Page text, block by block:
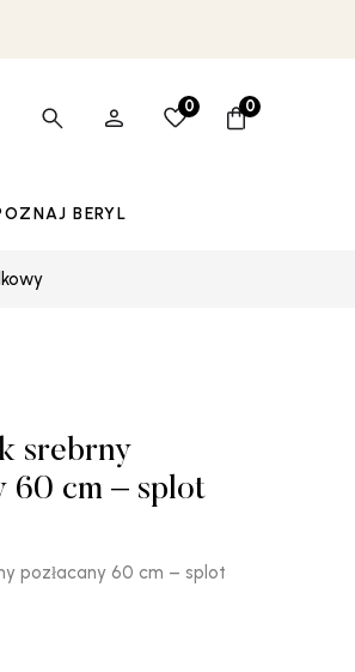
0 0
BERYL
srebrny
60 cm – splot
pozłacany 60 cm – splot